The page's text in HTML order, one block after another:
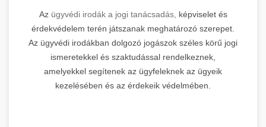
Az ügyvédi irodák a jogi tanácsadás, képviselet és
érdekvédelem terén játszanak meghatározó szerepet.
Az ügyvédi irodákban dolgozó jogászok széles körű jogi
ismeretekkel és szaktudással rendelkeznek,
amelyekkel segítenek az ügyfeleknek az ügyeik
kezelésében és az érdekeik védelmében.